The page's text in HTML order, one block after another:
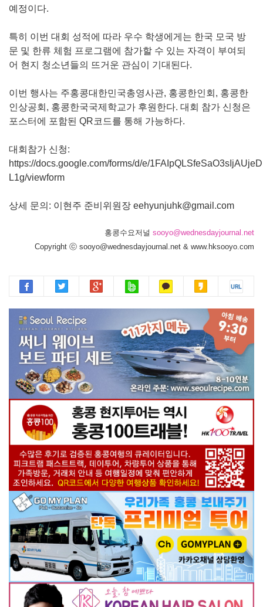
예정이다.
특히 이번 대회 성적에 따라 우수 학생에게는 한국 모국 방
문 및 한류 체험 프로그램에 참가할 수 있는 자격이 부여되
어 현지 청소년들의 뜨거운 관심이 기대된다.
이번 행사는 주홍콩대한민국총영사관, 홍콩한인회, 홍콩한
인상공회, 홍콩한국국제학교가 후원한다. 대회 참가 신청은
포스터에 포함된 QR코드를 통해 가능하다.
대회참가 신청:
https://docs.google.com/forms/d/e/
L1g/viewform
상세 문의: 이현주 준비위원장 eehyunjuhk@gmail.com
홍콩수요저널 sooyo@wednesdayjournal.net
Copyright ⓒ sooyo@wednesdayjournal.net & www.hksooyo.com